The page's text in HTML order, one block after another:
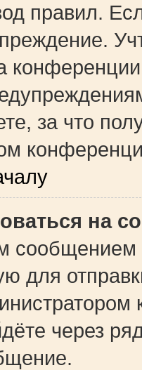
правил.
за что
на
сообщением
для
через